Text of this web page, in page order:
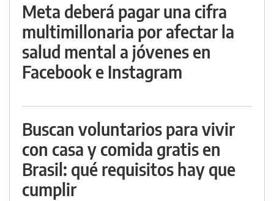
Meta deberá pagar una cifra
multimillonaria por afectar la
salud mental a jóvenes en
Facebook e Instagram
Buscan voluntarios para vivir
con casa y comida gratis en
Brasil: qué requisitos hay que
cumplir